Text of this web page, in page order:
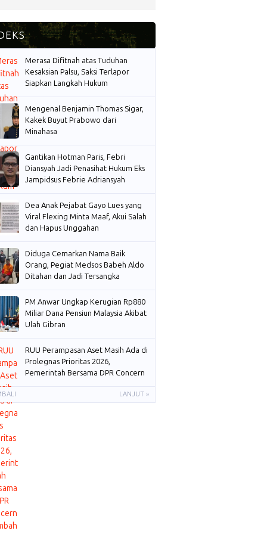
Merasa Difitnah atas Tuduhan
Kesaksian Palsu, Saksi Terlapor
Siapkan Langkah Hukum
Mengenal Benjamin Thomas Sigar,
Kakek Buyut Prabowo dari
Minahasa
Gantikan Hotman Paris, Febri
Diansyah Jadi Penasihat Hukum Eks
Jampidsus Febrie Adriansyah
Dea Anak Pejabat Gayo Lues yang
Viral Flexing Minta Maaf, Akui Salah
dan Hapus Unggahan
Diduga Cemarkan Nama Baik
Orang, Pegiat Medsos Babeh Aldo
Ditahan dan Jadi Tersangka
PM Anwar Ungkap Kerugian Rp880
Miliar Dana Pensiun Malaysia Akibat
Ulah Gibran
RUU Perampasan Aset Masih Ada di
Prolegnas Prioritas 2026,
Pemerintah Bersama DPR Concern
LANJUT »